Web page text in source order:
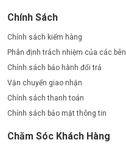
Chính Sách
Chính sách kiểm hàng
Phân định trách nhiệm của các bên
Chính sách bảo hành đổi trả
Vận chuyển giao nhận
Chính sách thanh toán
Chính sách bảo mật thông tin
Chăm Sóc Khách Hàng